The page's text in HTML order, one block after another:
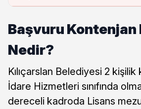
Başvuru Kontenjan
Nedir?
Kılıçarslan Belediyesi 2
İdare Hizmetleri sınıfında
dereceli kadroda Lisans